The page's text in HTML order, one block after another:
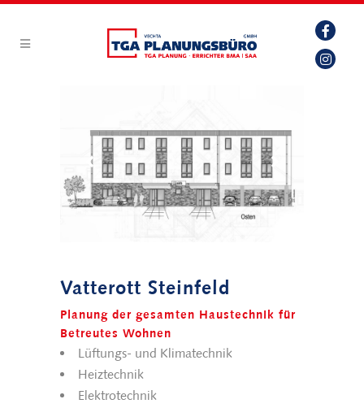
Vatterott Steinfeld
Planung der gesamten Haustechnik für
Betreutes Wohnen
Lüftungs- und Klimatechnik
Heiztechnik
Elektrotechnik